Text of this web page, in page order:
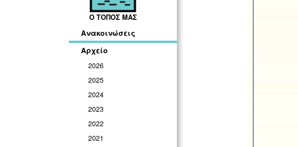
Ο ΤΟΠΟΣ ΜΑΣ
Ανακοινώσεις
Αρχείο
2026
2025
2024
2023
2022
2021